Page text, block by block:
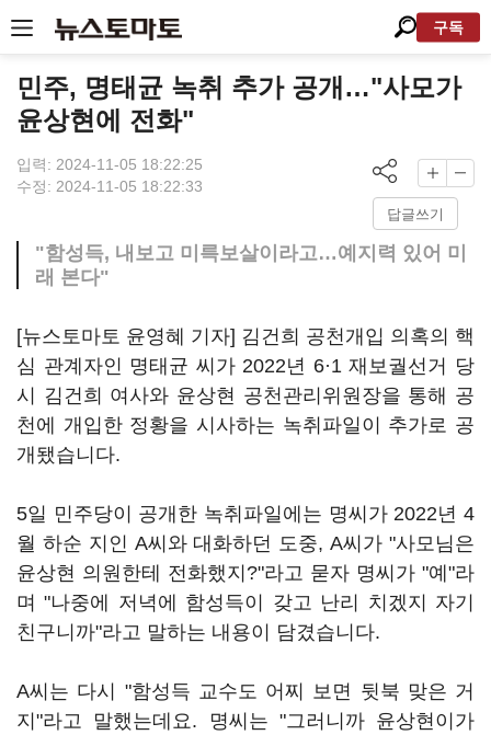
구독
민주, 명태균 녹취 추가 공개…"사모가
윤상현에 전화"
입력: 2024-11-05 18:22:25
수정: 2024-11-05 18:22:33
답글쓰기
"함성득, 내보고 미륵보살이라고…예지력 있어 미
래 본다"
[뉴스토마토 윤영혜 기자] 김건희 공천개입 의혹의 핵
심 관계자인 명태균 씨가 2022년 6·1 재보궐선거 당
시 김건희 여사와 윤상현 공천관리위원장을 통해 공
천에 개입한 정황을 시사하는 녹취파일이 추가로 공
개됐습니다.
5일 민주당이 공개한 녹취파일에는 명씨가 2022년 4
월 하순 지인 A씨와 대화하던 도중, A씨가 "사모님은
윤상현 의원한테 전화했지?"라고 묻자 명씨가 "예"라
며 "나중에 저녁에 함성득이 갖고 난리 치겠지 자기
친구니까"라고 말하는 내용이 담겼습니다.
A씨는 다시 "함성득 교수도 어찌 보면 뒷북 맞은 거
지"라고 말했는데요. 명씨는 "그러니까 윤상현이가